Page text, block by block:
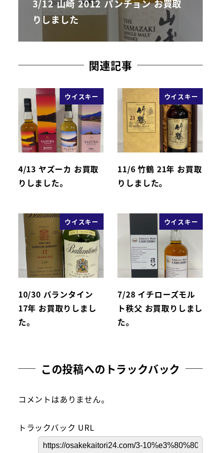
3/12 山崎 2012 パンチョン お買取
りしました
関連記事
ウイスキー
4/13 ヤズーカ お買取
りしました。
ウイスキー
11/6 竹鶴 21年 お買取
りしました。
ウイスキー
10/30 バランタイン
17年 お買取りしまし
た。
ウイスキー
7/28 イチローズモル
ト秩父 お買取りしまし
た。
この投稿へのトラックバック
コメントはありません。
トラックバック URL